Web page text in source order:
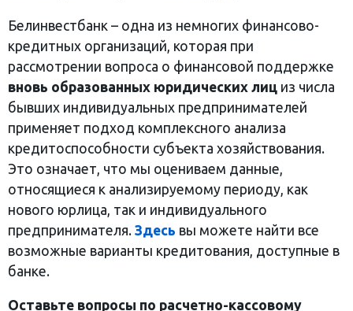
Белинвестбанк – одна из немногих финансово-
кредитных организаций, которая при
рассмотрении вопроса о финансовой поддержке
вновь образованных юридических лиц из числа
бывших индивидуальных предпринимателей
применяет подход комплексного анализа
кредитоспособности субъекта хозяйствования.
Это означает, что мы оцениваем данные,
относящиеся к анализируемому периоду, как
нового юрлица, так и индивидуального
предпринимателя. Здесь вы можете найти все
возможные варианты кредитования, доступные в
банке.
Оставьте вопросы по расчетно-кассовому